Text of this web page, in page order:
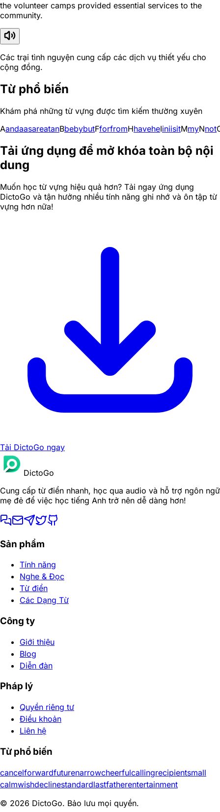
the volunteer camps provided essential services to the
community.
Các trại tình nguyện cung cấp các dịch vụ thiết yếu cho
cộng đồng.
Từ phổ biến
Khám phá những từ vựng được tìm kiếm thường xuyên
AandaasareatanBbebybutFforfromHhaveheIiniisitMmyNnot
Tải ứng dụng để mở khóa toàn bộ nội
dung
Muốn học từ vựng hiệu quả hơn? Tải ngay ứng dụng
DictoGo và tận hưởng nhiều tính năng ghi nhớ và ôn tập từ
vựng hơn nữa!
Tải DictoGo ngay
DictoGo
Cung cấp từ điển nhanh, học qua audio và hỗ trợ ngôn ngữ
mẹ đẻ để việc học tiếng Anh trở nên dễ dàng hơn!
Sản phẩm
Tính năng
Nghe & Đọc
Từ điển
Các Dạng Từ
Công ty
Giới thiệu
Blog
Diễn đàn
Pháp lý
Quyền riêng tư
Điều khoản
Liên hệ
Từ phổ biến
cancelforwardfuturenarrowcheerfulcallingrecipientsmall
calmwishdeclinestandardlastfatherentertainment
© 2026 DictoGo. Bảo lưu mọi quyền.